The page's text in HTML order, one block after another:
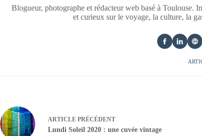
Blogueur, photographe et rédacteur web basé à Toulouse.
et curieux sur le voyage, la culture, la
ARTICLE PRÉCÉDENT
Lundi Soleil 2020 : une cuvée vintage